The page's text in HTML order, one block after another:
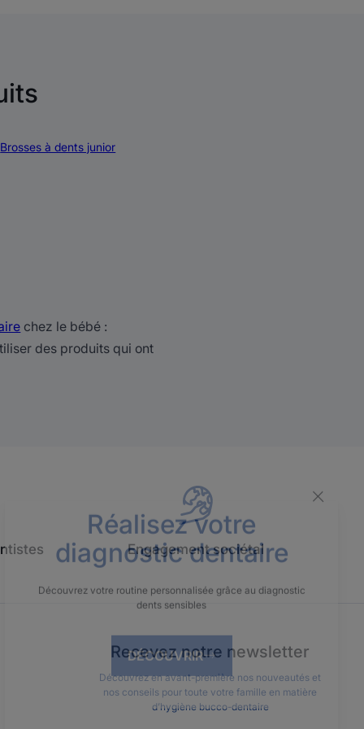
Brosses à dents junior
chez le bébé :
des produits qui ont
Réalisez votre
diagnostic dentaire
DÉCOUVRIR
Engagement sociétal
Recevez notre newsletter
Découvrez en avant-première nos nouveautés et
nos conseils pour toute votre famille en matière
d’hygiène bucco-dentaire